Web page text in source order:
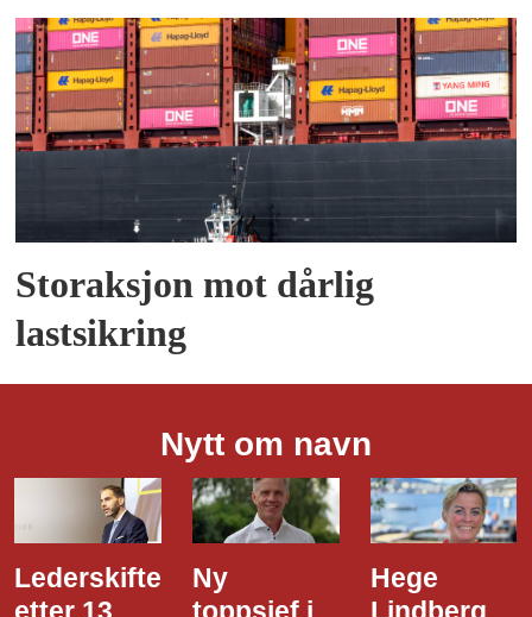
Storaksjon mot dårlig
lastsikring
Nytt om navn
Lederskifte
etter 13
Ny
toppsjef i
Hege
Lindberg